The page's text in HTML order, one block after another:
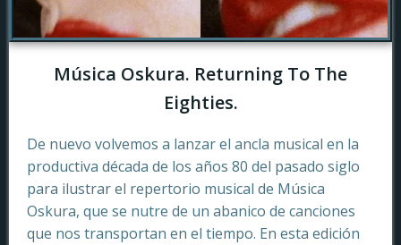
Música Oskura. Returning To The
Eighties.
De nuevo volvemos a lanzar el ancla musical en la
productiva década de los años 80 del pasado siglo
para ilustrar el repertorio musical de Música
Oskura, que se nutre de un abanico de canciones
que nos transportan en el tiempo. En esta edición